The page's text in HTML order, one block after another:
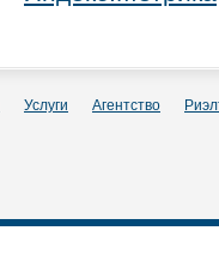
Услуги Агентство